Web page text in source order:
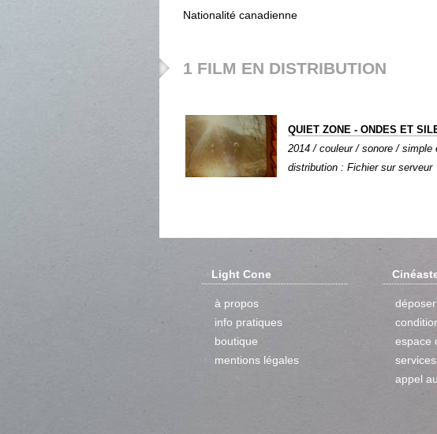
Nationalité canadienne
1 FILM EN DISTRIBUTION
QUIET ZONE - ONDES ET
2014 / couleur / sonore / simple
distribution : Fichier sur serveur
Light Cone
à propos
info pratiques
boutique
mentions légales
espace
services
appel